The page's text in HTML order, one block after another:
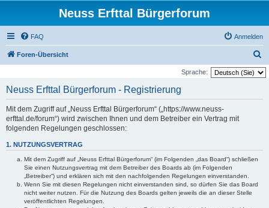
Neuss Erfttal Bürgerforum
FAQ Anmelden
Foren-Übersicht
u
Sprache:
Neuss Erfttal Bürgerforum - Registrierung
Mit dem Zugriff auf „Neuss Erfttal Bürgerforum“ („https://www.neuss-
erfttal.de/forum“) wird zwischen Ihnen und dem Betreiber ein Vertrag mit
folgenden Regelungen geschlossen:
1. NUTZUNGSVERTRAG
Mit dem Zugriff auf „Neuss Erfttal Bürgerforum“ (im Folgenden „das Board“) schließen
Sie einen Nutzungsvertrag mit dem Betreiber des Boards ab (im Folgenden
„Betreiber“) und erklären sich mit den nachfolgenden Regelungen einverstanden.
Wenn Sie mit diesen Regelungen nicht einverstanden sind, so dürfen Sie das Board
nicht weiter nutzen. Für die Nutzung des Boards gelten jeweils die an dieser Stelle
veröffentlichten Regelungen.